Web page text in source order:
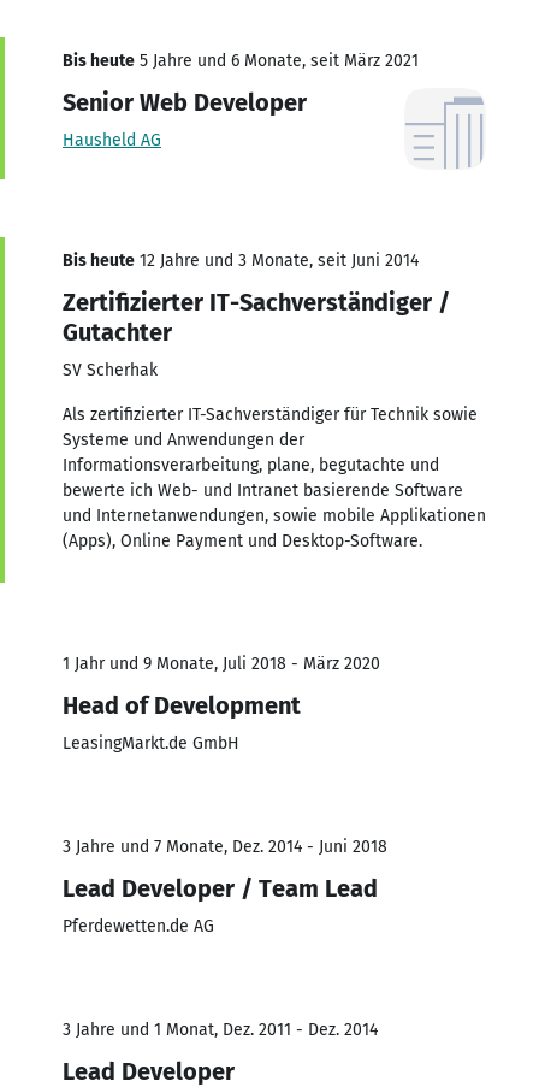
Bis heute 5 Jahre und 6 Monate, seit März 2021
Senior Web Developer
Hausheld AG
Bis heute 12 Jahre und 3 Monate, seit Juni 2014
Zertifizierter IT-Sachverständiger /
Gutachter
SV Scherhak
Als zertifizierter IT-Sachverständiger für Technik sowie
Systeme und Anwendungen der
Informationsverarbeitung, plane, begutachte und
bewerte ich Web- und Intranet basierende Software
und Internetanwendungen, sowie mobile Applikationen
(Apps), Online Payment und Desktop-Software.
1 Jahr und 9 Monate, Juli 2018 - März 2020
Head of Development
LeasingMarkt.de GmbH
3 Jahre und 7 Monate, Dez. 2014 - Juni 2018
Lead Developer / Team Lead
Pferdewetten.de AG
3 Jahre und 1 Monat, Dez. 2011 - Dez. 2014
Lead Developer